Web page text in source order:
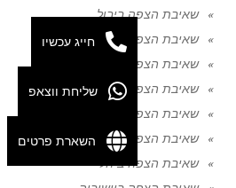
שאיבת הצפה ביבול
שאיבת הצפה ביבנאל
שאיבת הצפה ביבנה
שאיבת הצפה ביד מרדכי
שאיבת הצפה ביד נתן
שאיבת הצפה ביהוד
שאיבת הצפה ביהל
חייג עכשיו
שליחת ווצאפ
השארת פרטים